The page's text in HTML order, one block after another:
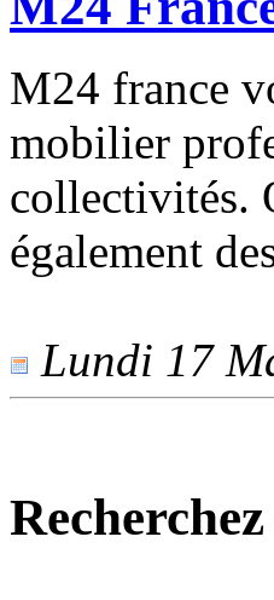
M24 france
mobilier
collectivités.
également
Lundi 17